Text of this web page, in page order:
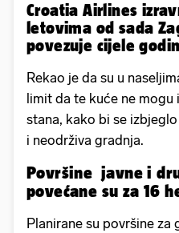
Croatia Airlines
letovima od sada
povezuje cijele
Rekao je da su u
limit da te kuće ne
stana, kako bi se
i neodrživa gradnja.
Površine javne i
povećane su za 16
Planirane su površine za